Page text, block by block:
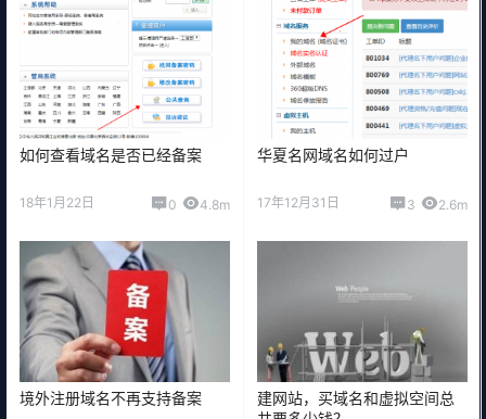
如何查看域名是否已经备案
18年1月22日 0 4.8m
华夏名网域名如何过户
17年12月31日 3 2.6m
境外注册域名不再支持备案
建网站，买域名和虚拟空间总